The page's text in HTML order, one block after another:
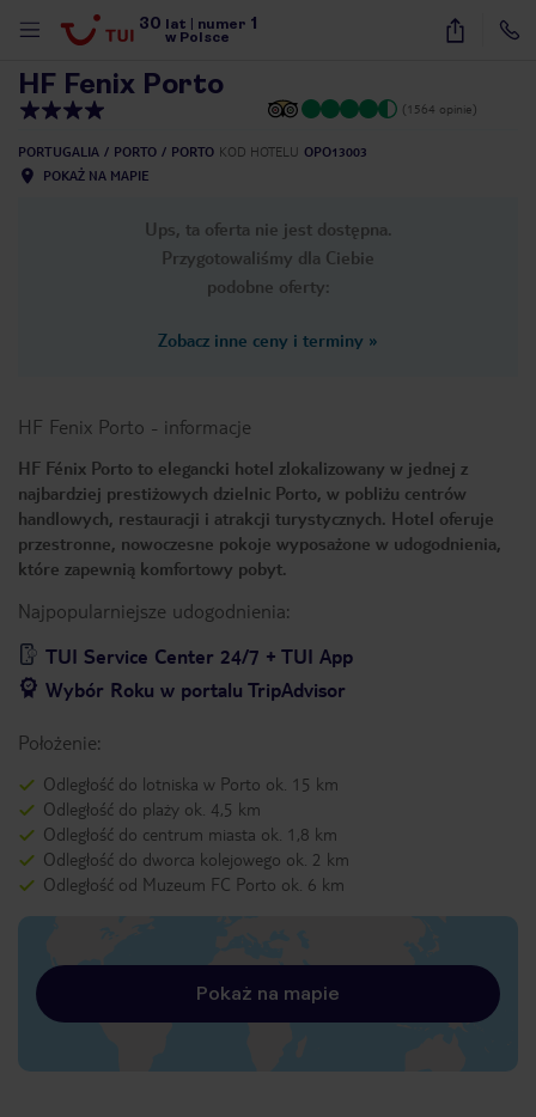
30 lat numer 1
w Polsce
28
HF Fenix Porto
(1564 opinie)
PORTUGALIA PORTO PORTO KOD HOTELU OPO13003
POKAŻ NA MAPIE
Ups, ta oferta nie jest dostępna.
Przygotowaliśmy dla Ciebie
podobne oferty:
Zobacz inne ceny i terminy »
HF Fenix Porto - informacje
HF Fénix Porto to elegancki hotel zlokalizowany w jednej z
najbardziej prestiżowych dzielnic Porto, w pobliżu centrów
handlowych, restauracji i atrakcji turystycznych. Hotel oferuje
przestronne, nowoczesne pokoje wyposażone w udogodnienia,
które zapewnią komfortowy pobyt.
Najpopularniejsze udogodnienia:
TUI Service Center 24/7 + TUI App
Wybór Roku w portalu TripAdvisor
Położenie:
Odległość do lotniska w Porto ok. 15 km
Odległość do plaży ok. 4,5 km
Odległość do centrum miasta ok. 1,8 km
Odległość do dworca kolejowego ok. 2 km
Odległość od Muzeum FC Porto ok. 6 km
Pokaż na mapie